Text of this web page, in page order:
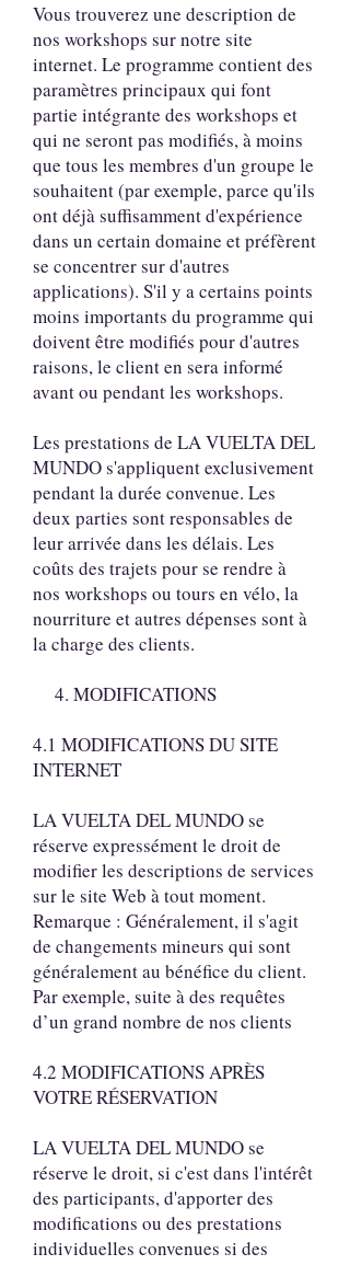
Vous trouverez une description de
nos workshops sur notre site
internet. Le programme contient des
paramètres principaux qui font
partie intégrante des workshops et
qui ne seront pas modifiés, à moins
que tous les membres d'un groupe le
souhaitent (par exemple, parce qu'ils
ont déjà suffisamment d'expérience
dans un certain domaine et préfèrent
se concentrer sur d'autres
applications). S'il y a certains points
moins importants du programme qui
doivent être modifiés pour d'autres
raisons, le client en sera informé
avant ou pendant les workshops.
Les prestations de LA VUELTA DEL
MUNDO s'appliquent exclusivement
pendant la durée convenue. Les
deux parties sont responsables de
leur arrivée dans les délais. Les
coûts des trajets pour se rendre à
nos workshops ou tours en vélo, la
nourriture et autres dépenses sont à
la charge des clients.
4. MODIFICATIONS
4.1 MODIFICATIONS DU SITE
INTERNET
LA VUELTA DEL MUNDO se
réserve expressément le droit de
modifier les descriptions de services
sur le site Web à tout moment.
Remarque : Généralement, il s'agit
de changements mineurs qui sont
généralement au bénéfice du client.
Par exemple, suite à des requêtes
d’un grand nombre de nos clients
4.2 MODIFICATIONS APRÈS
VOTRE RÉSERVATION
LA VUELTA DEL MUNDO se
réserve le droit, si c'est dans l'intérêt
des participants, d'apporter des
modifications ou des prestations
individuelles convenues si des